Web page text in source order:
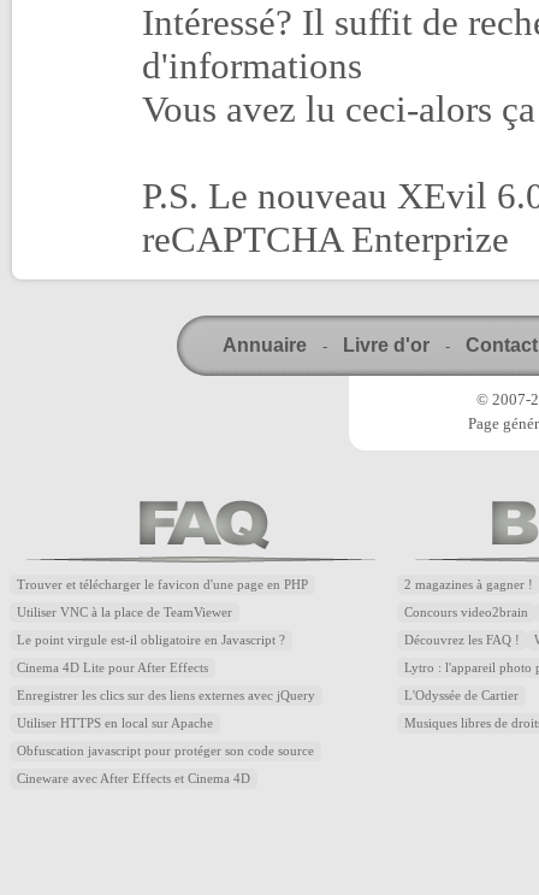
Intéressé? Il suffit de
d'informations
Vous avez lu ceci-alors
P.S. Le nouveau XEvil
reCAPTCHA Enterprize
Annuaire - Livre d'or - Contact
© 2007-
Page
Trouver et télécharger le favicon d'une page en PHP
Utiliser VNC à la place de TeamViewer
Le point virgule est-il obligatoire en Javascript ?
Cinema 4D Lite pour After Effects
Enregistrer les clics sur des liens externes avec jQuery
Utiliser HTTPS en local sur Apache
Obfuscation javascript pour protéger son code source
Cineware avec After Effects et Cinema 4D
2 magazines à gagner !
Concours video2brain
Découvrez les FAQ !
Lytro : l'appareil photo
L'Odyssée de Cartier
Musiques libres de